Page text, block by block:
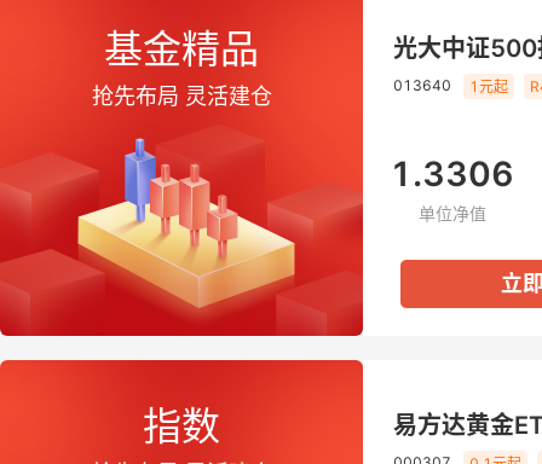
基金精品
抢先布局 灵活建仓
光大中证
013640 1元起
1.3306
单位净值
立
指数 易方达黄金